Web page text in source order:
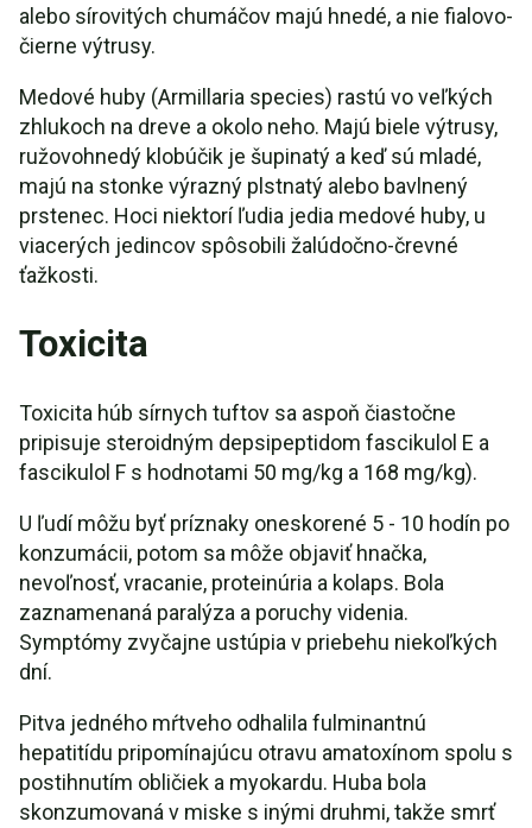
alebo sírovitých chumáčov majú hnedé, a nie fialovo-
čierne výtrusy.
Medové huby (Armillaria species) rastú vo veľkých
zhlukoch na dreve a okolo neho. Majú biele výtrusy,
ružovohnedý klobúčik je šupinatý a keď sú mladé,
majú na stonke výrazný plstnatý alebo bavlnený
prstenec. Hoci niektorí ľudia jedia medové huby, u
viacerých jedincov spôsobili žalúdočno-črevné
ťažkosti.
Toxicita
Toxicita húb sírnych tuftov sa aspoň čiastočne
pripisuje steroidným depsipeptidom fascikulol E a
fascikulol F s hodnotami 50 mg/kg a 168 mg/kg).
U ľudí môžu byť príznaky oneskorené 5 - 10 hodín po
konzumácii, potom sa môže objaviť hnačka,
nevoľnosť, vracanie, proteinúria a kolaps. Bola
zaznamenaná paralýza a poruchy videnia.
Symptómy zvyčajne ustúpia v priebehu niekoľkých
dní.
Pitva jedného mŕtveho odhalila fulminantnú
hepatitídu pripomínajúcu otravu amatoxínom spolu s
postihnutím obličiek a myokardu. Huba bola
skonzumovaná v miske s inými druhmi, takže smrť